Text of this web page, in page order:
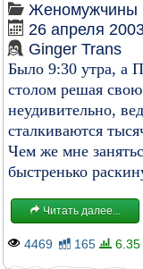
Женомужчины
26 апреля
Ginger Trans
Было 9:30 утра, а
столом решая
неудивительно,
сталкиваются
Чем же мне
быстренько
Читать далее...
4469 165 6.35